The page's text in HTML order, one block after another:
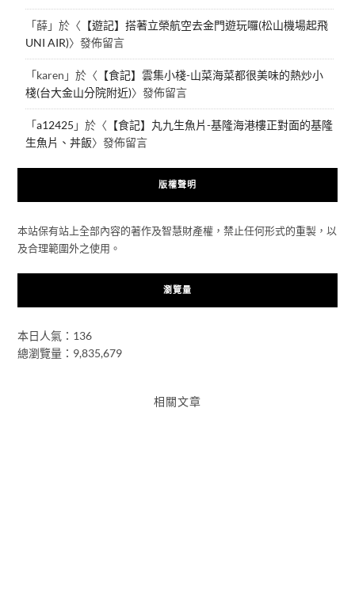
「薛」於〈 【遊記】搭著立榮航空去金門遊玩囉(松山機場起飛
UNI AIR)〉發佈留言
「karen 」於〈 【食記】雲集小棧-山菜海菜都很美味的熱炒小
棧(台大金山分院附近)〉發佈留言
「a12425 」於〈 【食記】丸九生魚片-基隆海港樓正對面的基隆
生魚片、丼飯〉發佈留言
版權聲明
本站保有站上全部內容的著作及智慧財產權，禁止任何形式的重製，以
及合理範圍外之使用。
瀏覽量
本日人氣：136
總瀏覽量：9,835,679
相關文章